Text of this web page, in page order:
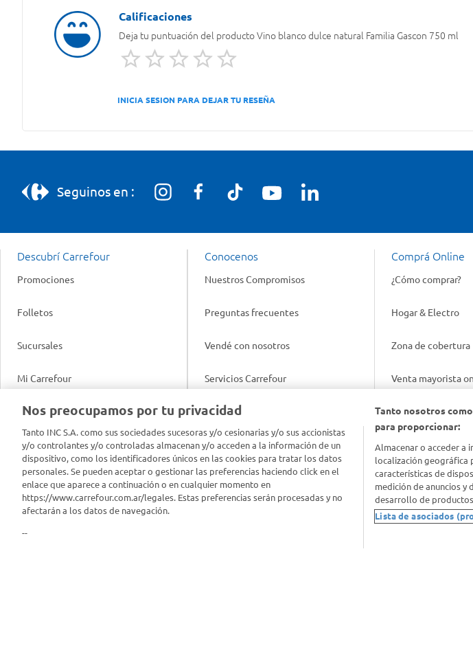
Deja tu puntuación del productoVino blanco dulce natural Familia Gascon 750 ml
INICIA SESION PARA DEJAR TU RESEÑA
Seguinos en :
Descubrí Carrefour
Promociones
Folletos
Sucursales
Mi Carrefour
Productos Carrefour
Tarjeta Mi Carrefour
Panel Carrefour
Puntos Verdes
Conocenos
Nuestros Compromisos
Preguntas frecuentes
Vendé con nosotros
Servicios Carrefour
Info útil
Tasas de interés
Contacto
Comprá Online
¿Cómo comprar?
Hogar & Electro
Zona de cobertura
Venta mayorista
Gift cards
Nos preocupamos por tu privacidad
Tanto INC S.A. como sus sociedades sucesoras y/o cesionarias y/o sus accionistas
y/o controlantes y/o controladas almacenan y/o acceden a la información de un
dispositivo, como los identificadores únicos en las cookies para tratar los datos
personales. Se pueden aceptar o gestionar las preferencias haciendo click en el
enlace que aparece a continuación o en cualquier momento en
https://www.carrefour.com.ar/legales. Estas preferencias serán procesadas y no
afectarán a los datos de navegación.
--
Tanto nosotros
para proporcionar:
Almacenar o acceder a
localización geográfica
características de
medición de anuncios
desarrollo de
Lista de asociados